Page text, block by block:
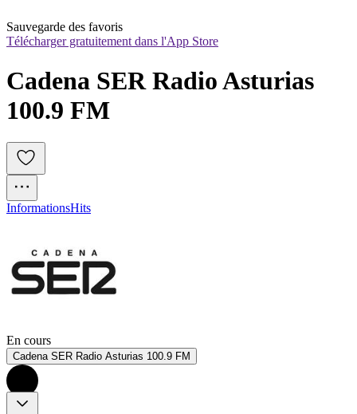
Sauvegarde des favoris
Télécharger gratuitement dans l'App Store
Cadena SER Radio Asturias
100.9 FM
InformationsHits
En cours
Cadena SER Radio Asturias 100.9 FM